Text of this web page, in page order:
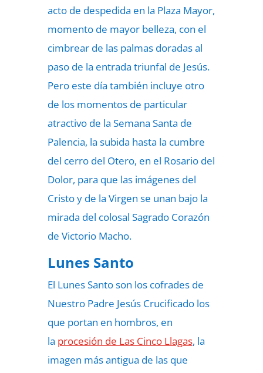
acto de despedida en la Plaza Mayor,
momento de mayor belleza, con el
cimbrear de las palmas doradas al
paso de la entrada triunfal de Jesús.
Pero este día también incluye otro
de los momentos de particular
atractivo de la Semana Santa de
Palencia, la subida hasta la cumbre
del cerro del Otero, en el Rosario del
Dolor, para que las imágenes del
Cristo y de la Virgen se unan bajo la
mirada del colosal Sagrado Corazón
de Victorio Macho.
Lunes Santo
El Lunes Santo son los cofrades de
Nuestro Padre Jesús Crucificado los
que portan en hombros, en
la procesión de Las Cinco Llagas, la
imagen más antigua de las que